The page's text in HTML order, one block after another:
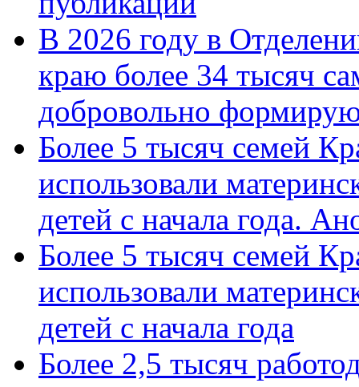
В 2026 году в
краю более 34 тысяч
добровольно
Более 5 тысяч семей
использовали
детей с начала года.
Более 5 тысяч семей
использовали
детей с начала года
Более 2,5 тысяч